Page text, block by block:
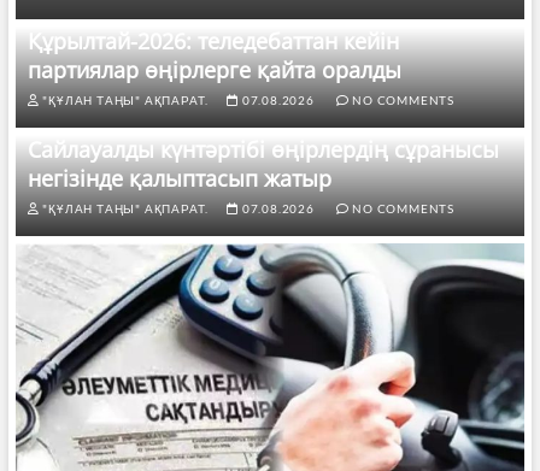
Құрылтай-2026: теледебаттан кейін
партиялар өңірлерге қайта оралды
"ҚҰЛАН ТАҢЫ" АҚПАРАТ. 07.08.2026 NO COMMENTS
Сайлауалды күнтәртібі өңірлердің сұранысы
негізінде қалыптасып жатыр
"ҚҰЛАН ТАҢЫ" АҚПАРАТ. 07.08.2026 NO COMMENTS